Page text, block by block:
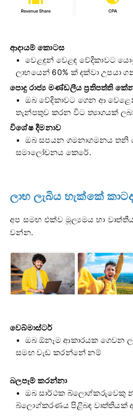
ආදායම් කොටස
වෙළඳුන් වෙළඳ වේදිකාවට
ලාභයෙන් 60% ක් දක්වා උපයා
පොදු රාජ්‍ය මණ්ඩලීය ප්‍රතිපත්ති
ඔබ වේදිකාවට ගෙන ආ
තැන්පතුව කරන විට ත්‍යාගයක්
විශේෂ දීමනාව
ඔබ සපයන ගමනාගමනය තනි
සමාලෝචනය කෙරේ.
ලාභ ලැබිය හැක්කේ
අප සමඟ එක්ව මූල්‍යමය හා
වන්න.
වෙබ්මාස්ටර්
ඔබ ඕනෑම ආකාරයක ගෙවන
සමඟ වැඩ කරන්නේ නම්
බලපෑම් කරන්නා
ඔබ සාර්ථක බ්ලොග්කරුවෙකු
බ්ලොග්කරණය පිළිබඳ වෘත්තියක්